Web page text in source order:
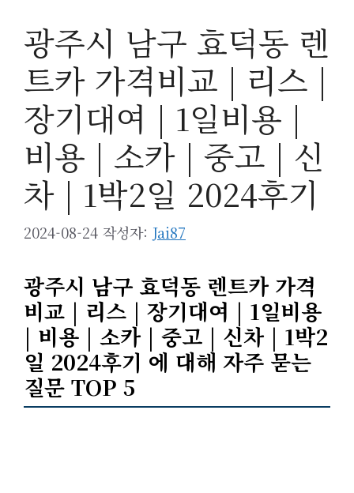
광주시 남구 효덕동 렌
트카 가격비교 | 리스 |
장기대여 | 1일비용 |
비용 | 소카 | 중고 | 신
차 | 1박2일 2024후기
2024-08-24 작성자: Jai87
광주시 남구 효덕동 렌트카 가격
비교 | 리스 | 장기대여 | 1일비용
| 비용 | 소카 | 중고 | 신차 | 1박2
일 2024후기 에 대해 자주 묻는
질문 TOP 5